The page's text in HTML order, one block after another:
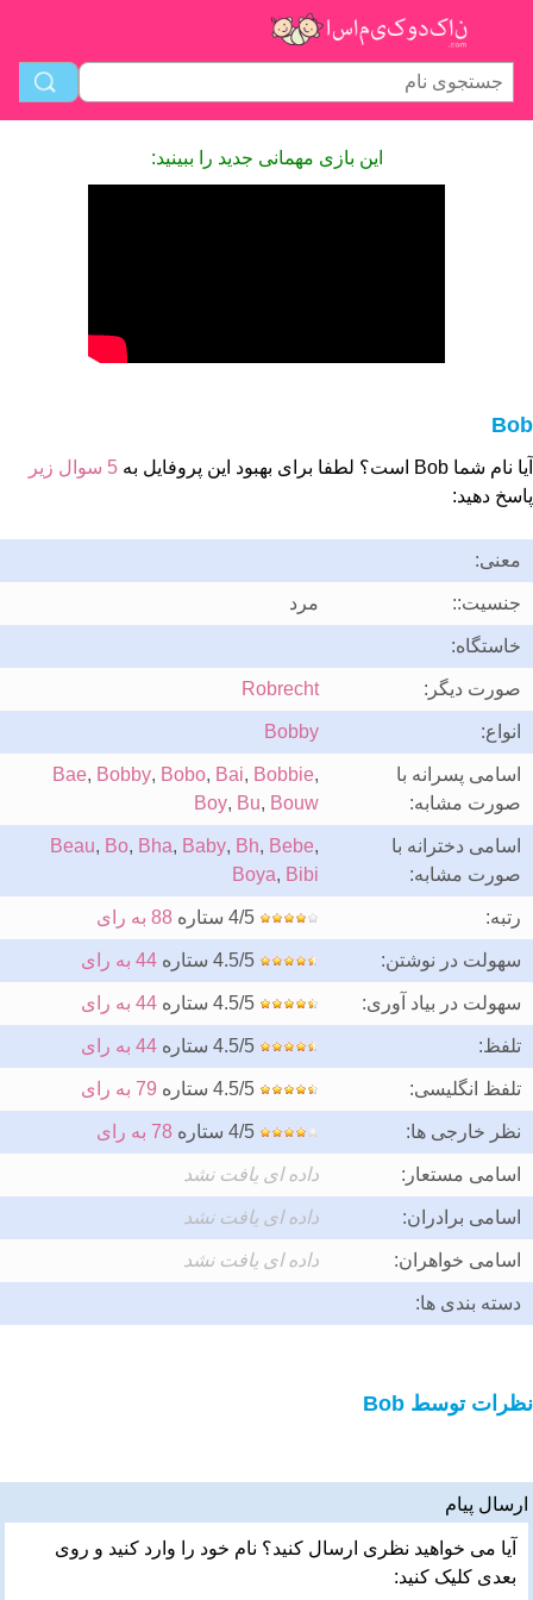
این بازی مهمانی جدید را ببینید:
Bob
آیا نام شما Bob است؟ لطفا برای بهبود این پروفایل به
5 سوال زیر
پاسخ دهید:
معنی:
جنسیت:: مرد
خاستگاه:
صورت دیگر: Robrecht
انواع: Bobby
اسامی پسرانه با
صورت مشابه:
Bae, Bobby, Bobo, Bai, Bobbie,
Boy, Bu, Bouw
اسامی دخترانه با
صورت مشابه:
Beau, Bo, Bha, Baby, Bh, Bebe,
Boya, Bibi
رتبه: 88 به رای
سهولت در نوشتن: 44 به رای
سهولت در بیاد آوری: 44 به رای
تلفظ: 44 به رای
تلفظ انگلیسی: 79 به رای
نظر خارجی ها: 78 به رای
اسامی مستعار: داده ای یافت نشد
اسامی برادران: داده ای یافت نشد
اسامی خواهران: داده ای یافت نشد
دسته بندی ها:
نظرات توسط Bob
ارسال پیام
آیا می خواهید نظری ارسال کنید؟ نام خود را وارد کنید و روی
بعدی کلیک کنید: